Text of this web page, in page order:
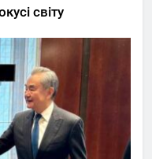
світу
від
активних кроків